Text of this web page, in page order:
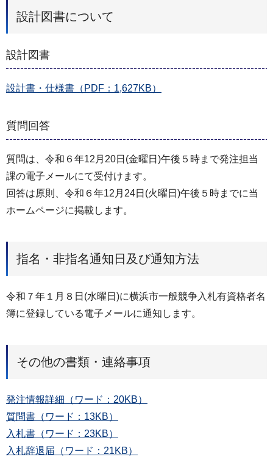
設計図書について
設計図書
設計書・仕様書（PDF：1,627KB）
質問回答
質問は、令和６年12月20日(金曜日)午後５時まで発注担当
課の電子メールにて受付けます。
回答は原則、令和６年12月24日(火曜日)午後５時までに当
ホームページに掲載します。
指名・非指名通知日及び通知方法
令和７年１月８日(水曜日)に横浜市一般競争入札有資格者名
簿に登録している電子メールに通知します。
その他の書類・連絡事項
発注情報詳細（ワード：20KB）
質問書（ワード：13KB）
入札書（ワード：23KB）
入札辞退届（ワード：21KB）